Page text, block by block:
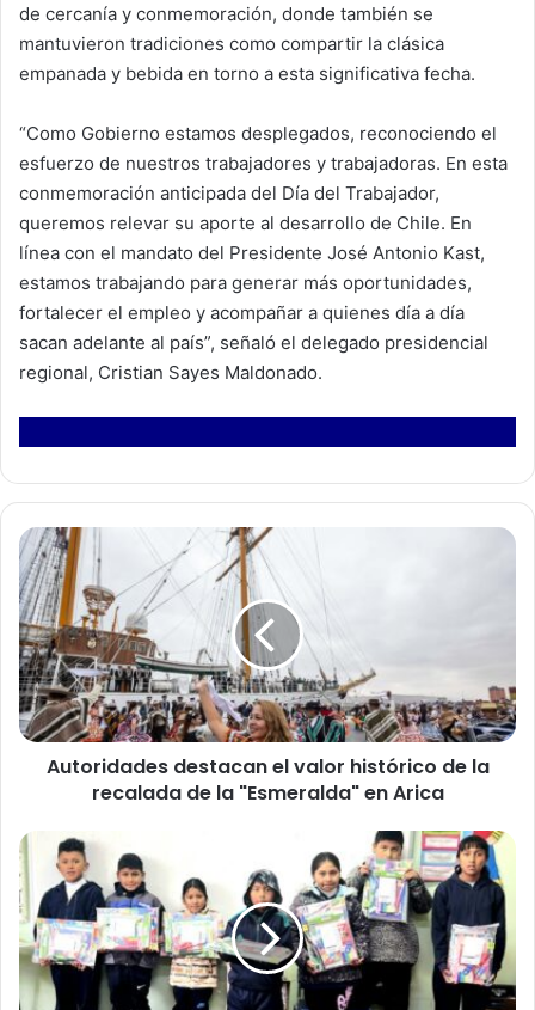
de cercanía y conmemoración, donde también se
mantuvieron tradiciones como compartir la clásica
empanada y bebida en torno a esta significativa fecha.
“Como Gobierno estamos desplegados, reconociendo el
esfuerzo de nuestros trabajadores y trabajadoras. En esta
conmemoración anticipada del Día del Trabajador,
queremos relevar su aporte al desarrollo de Chile. En
línea con el mandato del Presidente José Antonio Kast,
estamos trabajando para generar más oportunidades,
fortalecer el empleo y acompañar a quienes día a día
sacan adelante al país”, señaló el delegado presidencial
regional, Cristian Sayes Maldonado.
A
u
t
o
r
i
d
a
d
e
s
t
a
c
a
n
Autoridades destacan el valor histórico de la
recalada de la "Esmeralda" en Arica
M
s
d
e
3